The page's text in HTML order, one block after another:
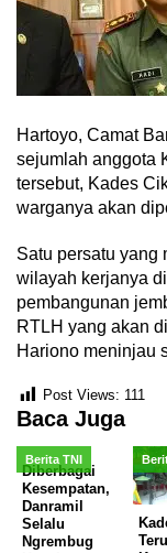
Hartoyo, Camat
sejumlah anggota
tersebut, Kades
warganya akan
Satu persatu yang
wilayah kerjanya
pembangunan
RTLH yang akan
Hariono meninjau
Post Views: 111
Baca Juga
Berita TNI
Diberbagai
Kesempatan,
Danramil
Selalu
Ngrembug